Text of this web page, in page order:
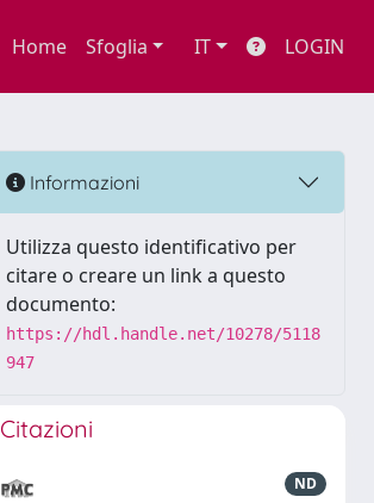
Home Sfoglia IT LOGIN
Informazioni
Utilizza questo identificativo per
citare o creare un link a questo
documento:
https://hdl.handle.net/10278/5118
947
Citazioni
ND